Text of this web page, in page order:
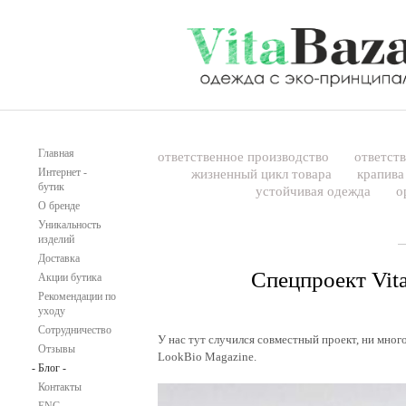
Главная
Интернет -
бутик
О бренде
Уникальность
изделий
Доставка
Акции бутика
Рекомендации по
уходу
Сотрудничество
Отзывы
- Блог -
Контакты
ответственное производство
жизненный цикл товара
устойчивая одежда
Спецпроект
У нас тут случился совместный проект, ни
LookBio Magazine.